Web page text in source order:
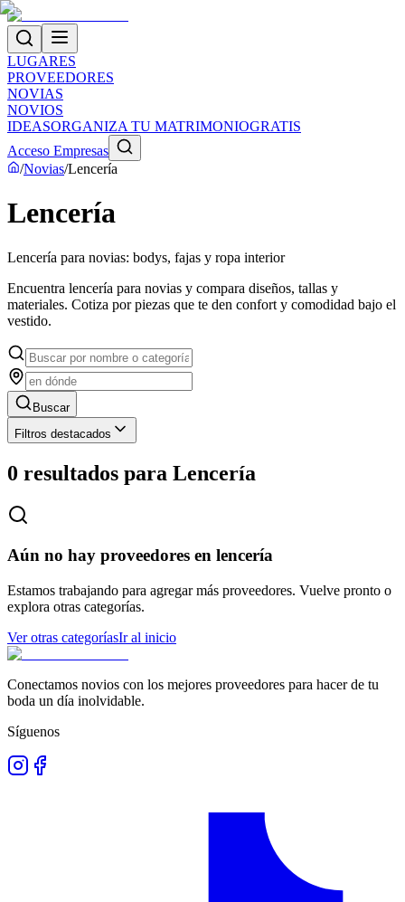
LUGARES
PROVEEDORES
NOVIAS
NOVIOS
IDEASORGANIZA TU MATRIMONIOGRATIS
Acceso Empresas
/Novias/Lencería
Lencería
Lencería para novias: bodys, fajas y ropa interior
Encuentra lencería para novias y compara diseños, tallas y
materiales. Cotiza por piezas que te den confort y comodidad bajo el
vestido.
Buscar
Filtros destacados
0 resultados para Lencería
Aún no hay proveedores en lencería
Estamos trabajando para agregar más proveedores. Vuelve pronto o
explora otras categorías.
Ver otras categoríasIr al inicio
Conectamos novios con los mejores proveedores para hacer de tu
boda un día inolvidable.
Síguenos